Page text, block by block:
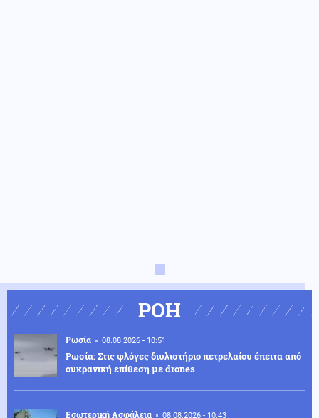
ΡΟΗ
Ρωσία 08.08.2026 - 10:51
Ρωσία: Στις φλόγες διυλιστήριο πετρελαίου έπειτα από
ουκρανική επίθεση με drones
Εσωτερική Ασφάλεια 08.08.2026 - 10:43